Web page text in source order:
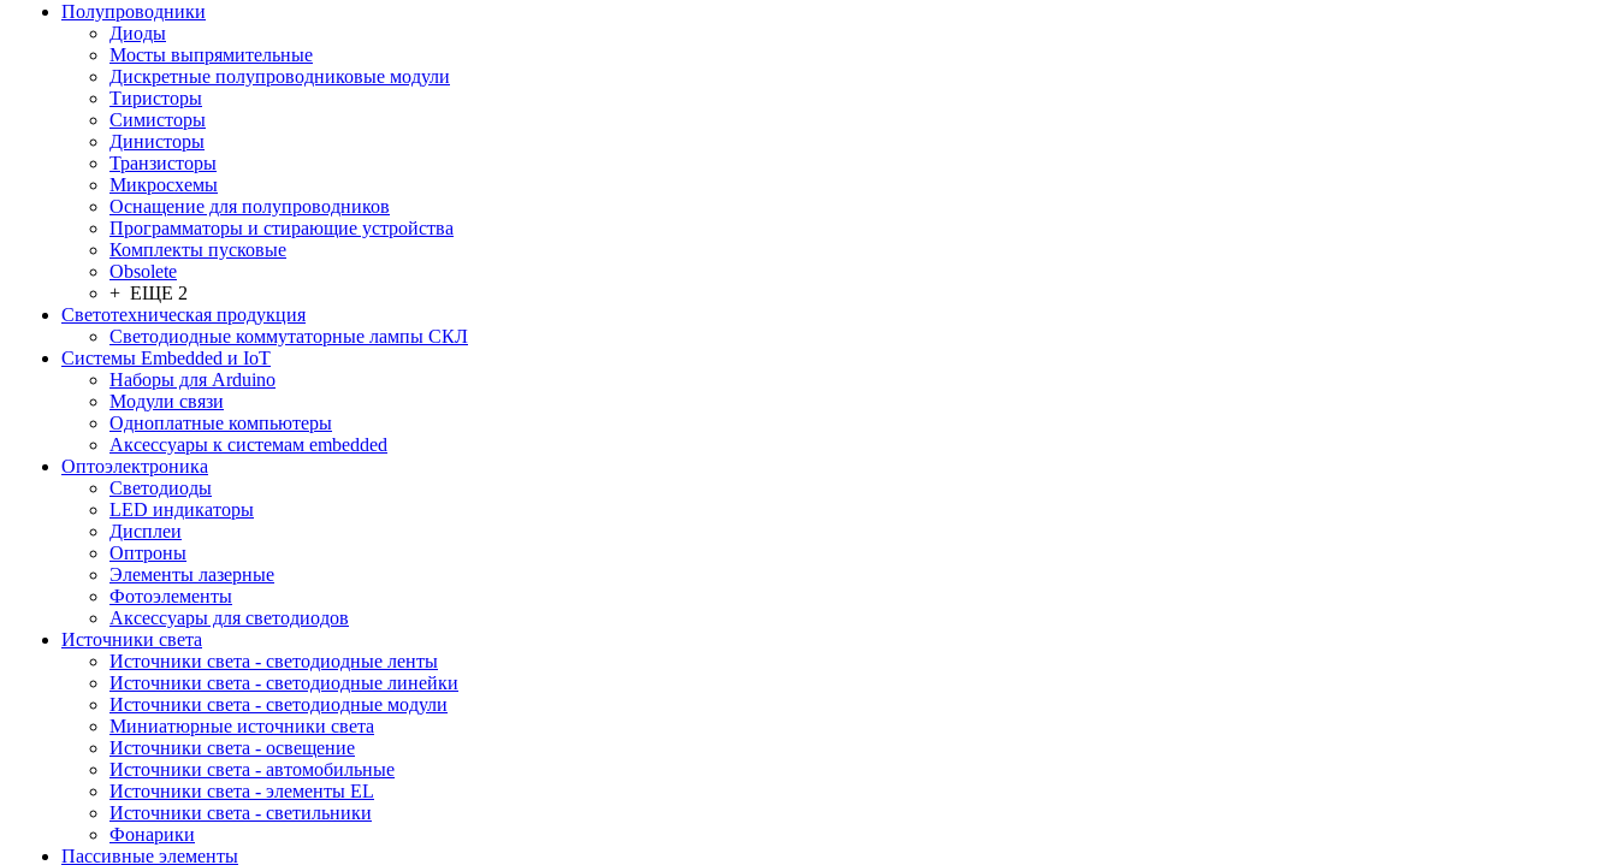
Полупроводники
Диоды
Мосты выпрямительные
Дискретные полупроводниковые модули
Тиристоры
Симисторы
Динисторы
Транзисторы
Микросхемы
Оснащение для полупроводников
Программаторы и стирающие устройства
Комплекты пусковые
Obsolete
+ ЕЩЕ 2
Светотехническая продукция
Светодиодные коммутаторные лампы СКЛ
Системы Embedded и IoT
Наборы для Arduino
Модули связи
Одноплатные компьютеры
Аксессуары к системам embedded
Oптоэлектроника
Светодиоды
LED индикаторы
Дисплеи
Оптроны
Элементы лазерные
Фотоэлементы
Аксессуары для светодиодов
Источники света
Источники света - светодиодные ленты
Источники света - светодиодные линейки
Источники света - светодиодные модули
Миниатюрные источники света
Источники света - освещение
Источники света - автомобильные
Источники света - элементы EL
Источники света - светильники
Фонарики
Пассивные элементы